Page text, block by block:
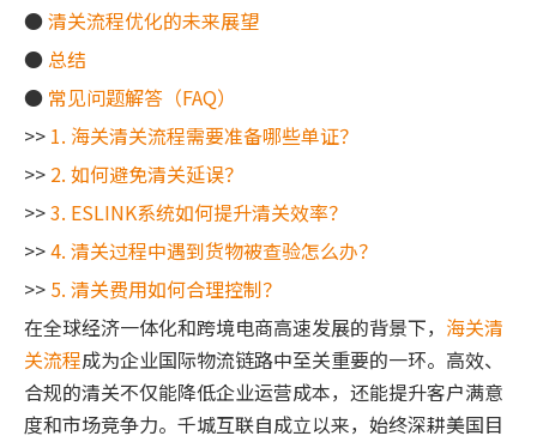
●清关流程优化的未来展望
● 总结
● 常见问题解答（FAQ）
>> 1. 海关清关流程需要准备哪些单证？
>> 2. 如何避免清关延误？
>>3. ESLINK系统如何提升清关效率？
>>4. 清关过程中遇到货物被查验怎么办？
>> 5. 清关费用如何合理控制？
在全球经济一体化和跨境电商高速发展的背景下， 海关清
关流程成为企业国际物流链路中至关重要的一环。高效、
合规的清关不仅能降低企业运营成本，还能提升客户满意
度和市场竞争力。千城互联自成立以来，始终深耕美国目